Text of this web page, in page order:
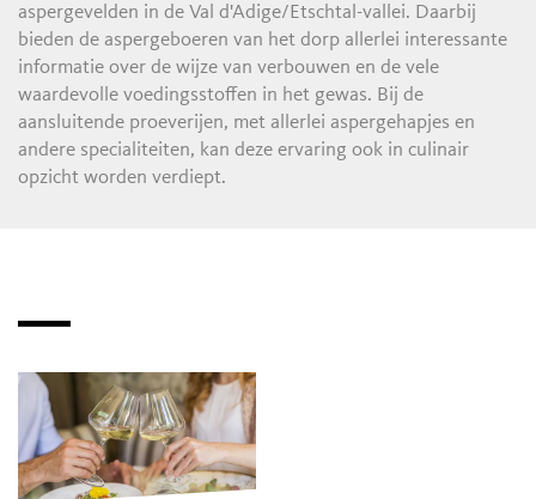
aspergevelden in de Val d'Adige/Etschtal-vallei. Daarbij
bieden de aspergeboeren van het dorp allerlei interessante
informatie over de wijze van verbouwen en de vele
waardevolle voedingsstoffen in het gewas. Bij de
aansluitende proeverijen, met allerlei aspergehapjes en
andere specialiteiten, kan deze ervaring ook in culinair
opzicht worden verdiept.